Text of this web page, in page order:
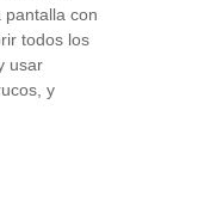
pantalla con
todos los
usar
y